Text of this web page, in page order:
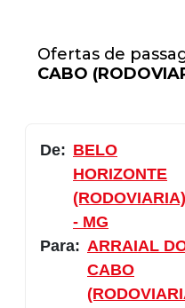
Ofertas de
CABO
De: BELO
HORIZONTE
(RODOVIARIA)
- MG
Para: ARRAIAL
CABO